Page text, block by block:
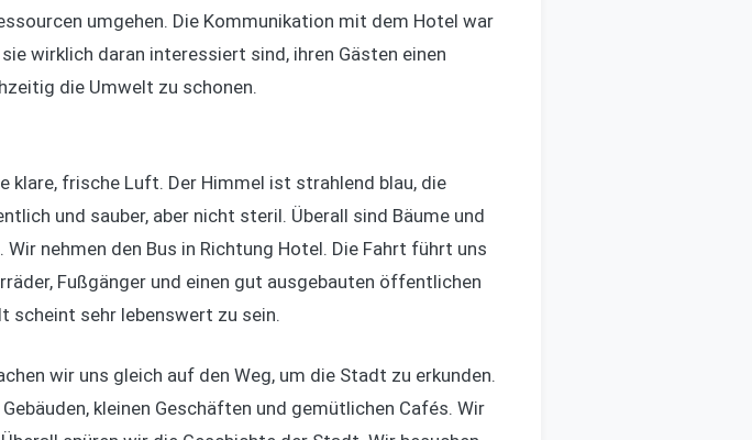
umgehen. Die Kommunikation mit dem Hotel war
wirklich daran interessiert sind, ihren Gästen einen
die Umwelt zu schonen.
klare, frische Luft. Der Himmel ist strahlend blau, die
und sauber, aber nicht steril. Überall sind Bäume und
nehmen den Bus in Richtung Hotel. Die Fahrt führt uns
Fußgänger und einen gut ausgebauten öffentlichen
scheint sehr lebenswert zu sein.
wir uns gleich auf den Weg, um die Stadt zu erkunden.
kleinen Geschäften und gemütlichen Cafés. Wir